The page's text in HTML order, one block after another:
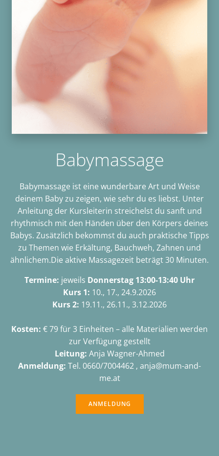
Babymassage
Babymassage ist eine wunderbare Art und Weise
deinem Baby zu zeigen, wie sehr du es liebst. Unter
Anleitung der Kursleiterin streichelst du sanft und
rhythmisch mit den Händen über den Körpers deines
Babys. Zusätzlich bekommst du auch praktische Tipps
zu Themen wie Erkältung, Bauchweh, Zahnen und
ähnlichem.Die aktive Massagezeit beträgt 30 Minuten.
Termine: jeweils Donnerstag 13:00-13:40 Uhr
Kurs 1: 10., 17., 24.9.2026
Kurs 2: 19.11., 26.11., 3.12.2026
Kosten: € 79 für 3 Einheiten – alle Materialien werden
zur Verfügung gestellt
Leitung: Anja Wagner-Ahmed
Anmeldung: Tel. 0660/7004462 , anja@mum-and-
me.at
ANMELDUNG